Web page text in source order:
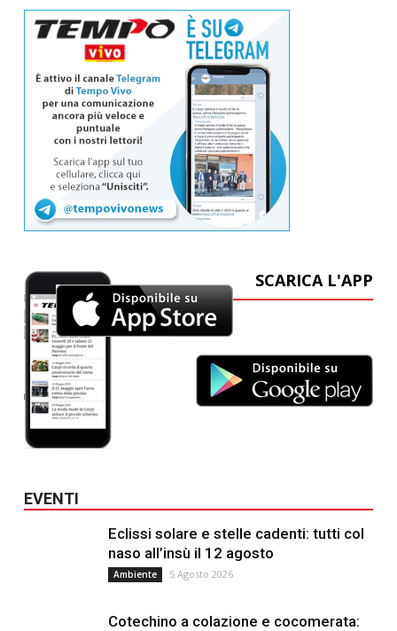
SCARICA L'APP
EVENTI
Eclissi solare e stelle cadenti: tutti col
naso all’insù il 12 agosto
Ambiente 5 Agosto 2026
Cotechino a colazione e cocomerata: